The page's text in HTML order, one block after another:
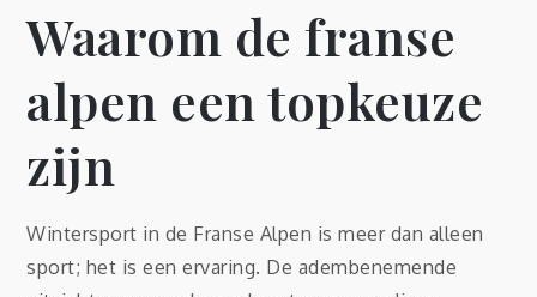
Waarom de franse
alpen een topkeuze
zijn
Wintersport in de Franse Alpen is meer dan alleen
sport; het is een ervaring. De adembenemende